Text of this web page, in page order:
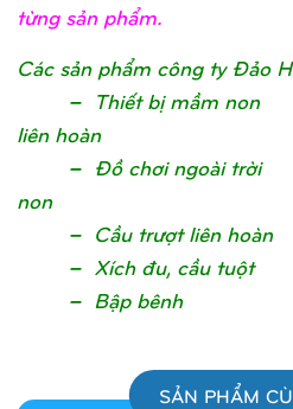
từng sản phẩm.
Các sản phẩm công ty Đảo
– Thiết bịmầm non
liên hoàn
– Đồchơi ngoài trời
non
– Cầu trượt liên
– Xích đu, cầu tuột
– Bập bênh _
SẢN PHẨM